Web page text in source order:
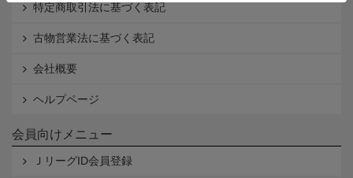
特定商取引法に基づく表記
古物営業法に基づく表記
会社概要
ヘルプページ
会員向けメニュー
ＪリーグID会員登録